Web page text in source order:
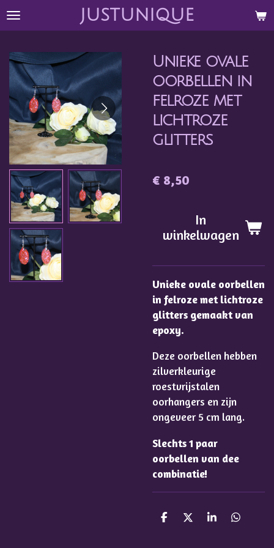
Ga
direct
de
hoofdinhoud
justunique
Unieke ovale
oorbellen in
felroze met
lichtroze
glitters
€ 8,50
In
winkelwagen
Unieke ovale oorbellen
in felroze met lichtroze
glitters gemaakt van
epoxy.
Deze oorbellen hebben
zilverkleurige
roestvrijstalen
oorhangers en zijn
ongeveer 5 cm lang.
Slechts 1 paar
oorbellen van dee
combinatie!
D
D
S
D